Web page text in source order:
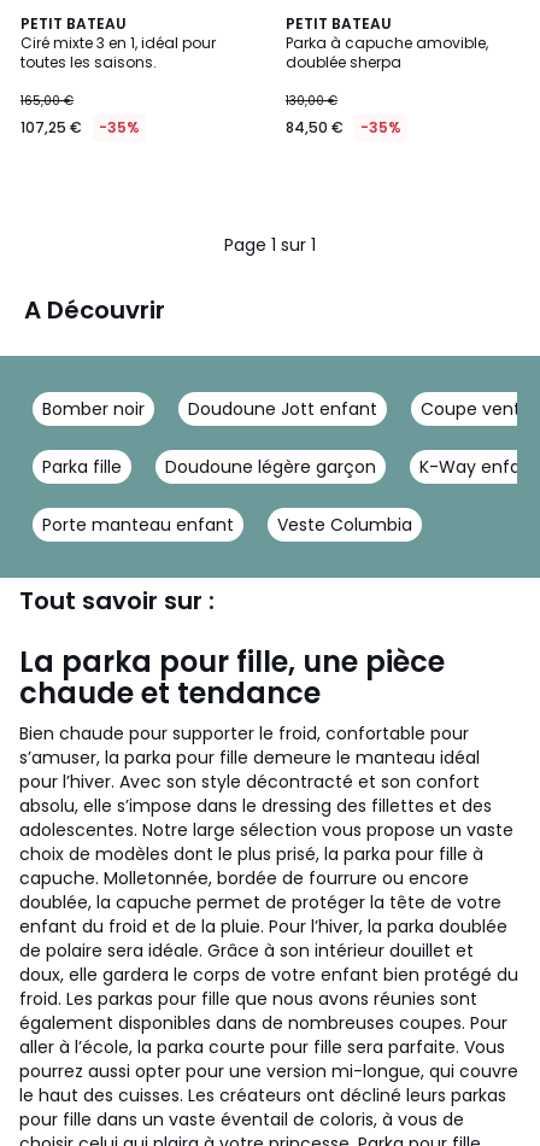
PETIT BATEAU
Ciré mixte 3 en 1, idéal pour
toutes les saisons.
165,00 €
107,25 € -35%
PETIT BATEAU
Parka à capuche amovible,
doublée sherpa
130,00 €
84,50 € -35%
Page 1 sur 1
A Découvrir
Bomber noir Doudoune Jott enfant Coupe vent
Parka fille Doudoune légère garçon K-Way enfant
Porte manteau enfant Veste Columbia
Tout savoir sur :
La parka pour fille, une pièce
chaude et tendance
Bien chaude pour supporter le froid, confortable pour
s’amuser, la parka pour fille demeure le manteau idéal
pour l’hiver. Avec son style décontracté et son confort
absolu, elle s’impose dans le dressing des fillettes et des
adolescentes. Notre large sélection vous propose un vaste
choix de modèles dont le plus prisé, la parka pour fille à
capuche. Molletonnée, bordée de fourrure ou encore
doublée, la capuche permet de protéger la tête de votre
enfant du froid et de la pluie. Pour l’hiver, la parka doublée
de polaire sera idéale. Grâce à son intérieur douillet et
doux, elle gardera le corps de votre enfant bien protégé du
froid. Les parkas pour fille que nous avons réunies sont
également disponibles dans de nombreuses coupes. Pour
aller à l’école, la parka courte pour fille sera parfaite. Vous
pourrez aussi opter pour une version mi-longue, qui couvre
le haut des cuisses. Les créateurs ont décliné leurs parkas
pour fille dans un vaste éventail de coloris, à vous de